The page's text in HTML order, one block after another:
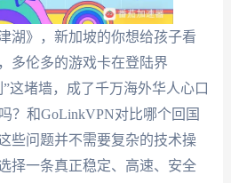
湖》，新加坡的你想给孩子看
多伦多的游戏卡在登陆界
堵墙，成了千万海外华人心口
？和GoLinkVPN对比哪个回国
些问题并不需要复杂的技术操
择一条真正稳定、高速、安全